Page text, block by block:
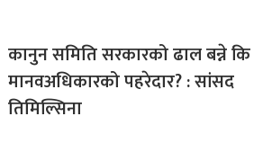
कानुन समिति सरकारको ढाल बन्ने कि
मानवअधिकारको पहरेदार? : सांसद
तिमिल्सिना